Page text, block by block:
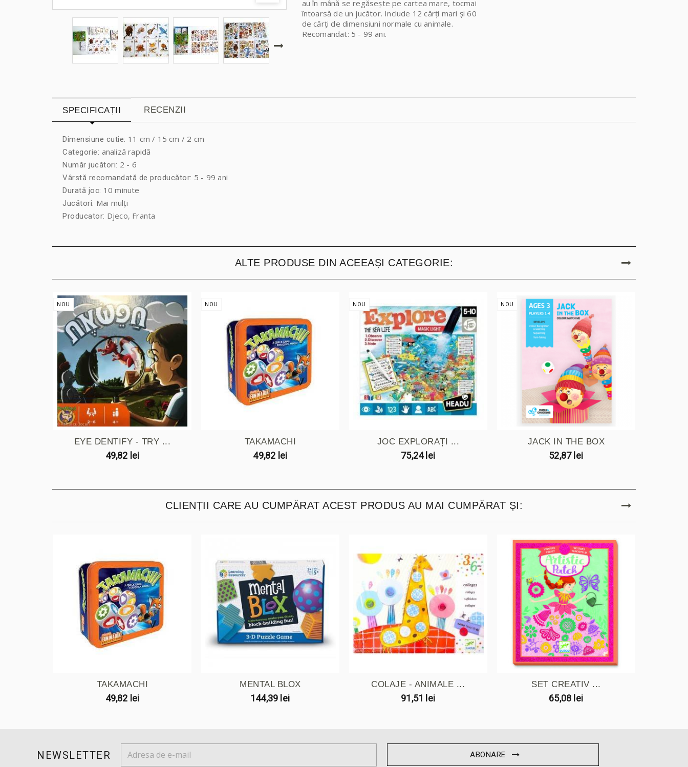
au în mână se regăsește pe cartea mare, tocmai
întoarsă de un jucător. Include 12 cărți mari și 60
de cărți de dimensiuni normale cu animale.
Recomandat: 5 - 99 ani.
SPECIFICAȚII RECENZII
Dimensiune cutie: 11 cm / 15 cm / 2 cm
Categorie: analiză rapidă
Număr jucători: 2 - 6
Vârstă recomandată de producător: 5 - 99 ani
Durată joc: 10 minute
Jucători: Mai mulți
Producator: Djeco, Franta
ALTE PRODUSE DIN ACEEAȘI CATEGORIE:
NOU
EYE DENTIFY - TRY ...
49,82 lei
NOU
TAKAMACHI
49,82 lei
NOU
JOC EXPLORAȚI ...
75,24 lei
NOU
JACK IN THE BOX
52,87 lei
CLIENȚII CARE AU CUMPĂRAT ACEST PRODUS AU MAI CUMPĂRAT ȘI:
TAKAMACHI
49,82 lei
MENTAL BLOX
144,39 lei
COLAJE - ANIMALE ...
91,51 lei
SET CREATIV ...
65,08 lei
NEWSLETTER ABONARE